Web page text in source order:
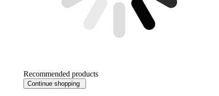
Recommended products
Continue shopping